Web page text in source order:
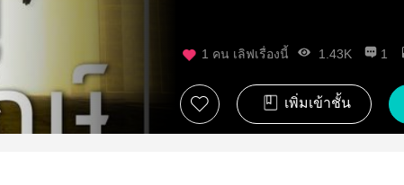
1 คน เลิฟเรื่องนี้ 1.43K 1
เพิ่มเข้าชั้น